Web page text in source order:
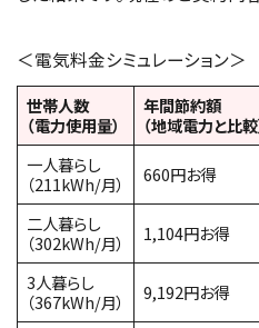
＜電気料金シミュレーション＞
世帯人数
（電力使用量）
年間節約額
（地域電力と比較
一人暮らし
（211kWh/月）
660円お得
二人暮らし
（302kWh/月）
1,104円お得
3人暮らし
（367kWh/月）
9,192円お得